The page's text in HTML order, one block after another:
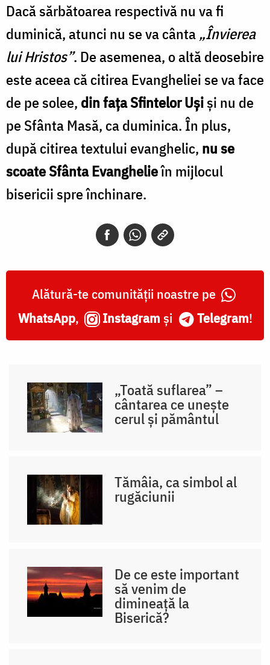
Dacă sărbătoarea respectivă nu va fi
duminică, atunci nu se va cânta „Învierea
lui Hristos”. De asemenea, o altă deosebire
este aceea că citirea Evangheliei se va face
de pe solee, din fața Sfintelor Ușiși nu de
pe Sfânta Masă, ca duminica. În plus,
după citirea textului evanghelic, nu se
scoate Sfânta Evanghelieîn mijlocul
bisericii spre închinare.
Alătură-te comunității noastre pe
WhatsApp, Instagram și Telegram!
„Toată suflarea” –
cântarea ce unește
cerul și pământul
Tămâia, ca simbol al
rugăciunii
De ce este important
să venim de
dimineață la
Biserică?